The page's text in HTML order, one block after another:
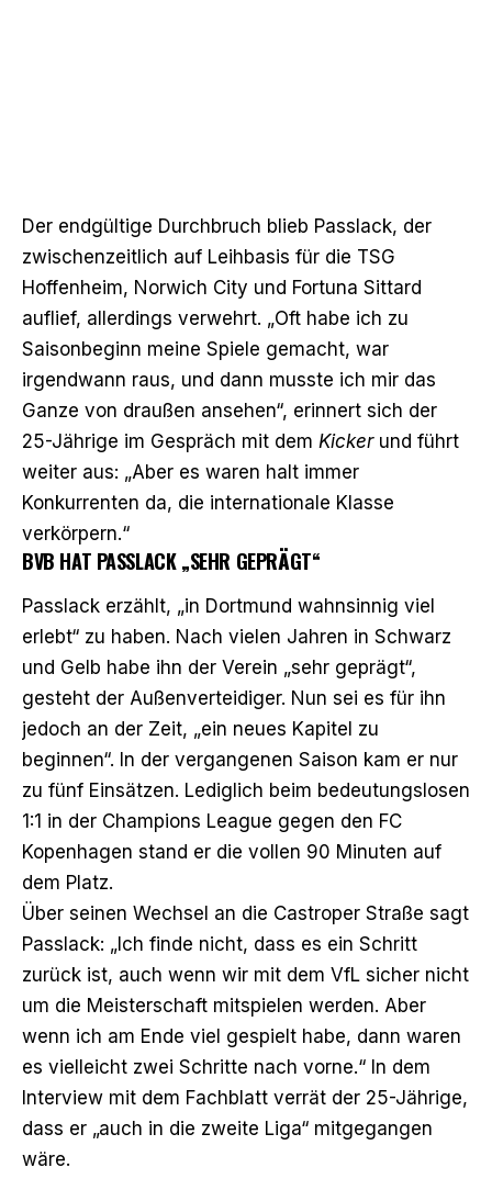
Der endgültige Durchbruch blieb Passlack, der
zwischenzeitlich auf Leihbasis für die TSG
Hoffenheim, Norwich City und Fortuna Sittard
auflief, allerdings verwehrt. „Oft habe ich zu
Saisonbeginn meine Spiele gemacht, war
irgendwann raus, und dann musste ich mir das
Ganze von draußen ansehen“, erinnert sich der
25-Jährige im Gespräch mit dem Kickerund führt
weiter aus: „Aber es waren halt immer
Konkurrenten da, die internationale Klasse
verkörpern.“
BVB HAT PASSLACK „SEHR GEPRÄGT“
Passlack erzählt, „in Dortmund wahnsinnig viel
erlebt“ zu haben. Nach vielen Jahren in Schwarz
und Gelb habe ihn der Verein „sehr geprägt“,
gesteht der Außenverteidiger. Nun sei es für ihn
jedoch an der Zeit, „ein neues Kapitel zu
beginnen“. In der vergangenen Saison kam er nur
zu fünf Einsätzen. Lediglich beim bedeutungslosen
1:1 in der Champions League gegen den FC
Kopenhagen stand er die vollen 90 Minuten auf
dem Platz.
Über seinen Wechsel an die Castroper Straße sagt
Passlack: „Ich finde nicht, dass es ein Schritt
zurück ist, auch wenn wir mit dem VfL sicher nicht
um die Meisterschaft mitspielen werden. Aber
wenn ich am Ende viel gespielt habe, dann waren
es vielleicht zwei Schritte nach vorne.“ In dem
Interview mit dem Fachblatt verrät der 25-Jährige,
dass er „auch in die zweite Liga“ mitgegangen
wäre.